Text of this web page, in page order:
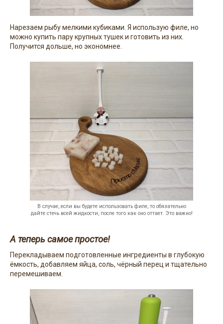
Нарезаем рыбу мелкими кубиками. Я использую филе, но
можно купить пару крупных тушек и готовить из них.
Получится дольше, но экономнее.
В случае, если вы будете использовать филе, то обязательно
дайте стечь всей жидкости, после того как оно оттает. Это важно!
А теперь самое простое!
Перекладываем подготовленные ингредиенты в глубокую
ёмкость, добавляем яйца, соль, чёрный перец и тщательно
перемешиваем.